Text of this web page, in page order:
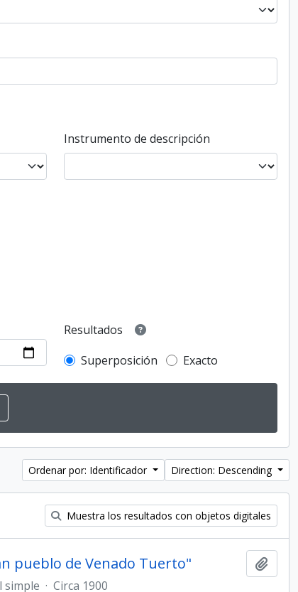
Instrumento de descripción
Resultados
Superposición
Exacto
Ordenar por: Identificador Direction: Descending
Muestra los resultados con objetos digitales
pueblo de Venado Tuerto"
simple · Circa 1900